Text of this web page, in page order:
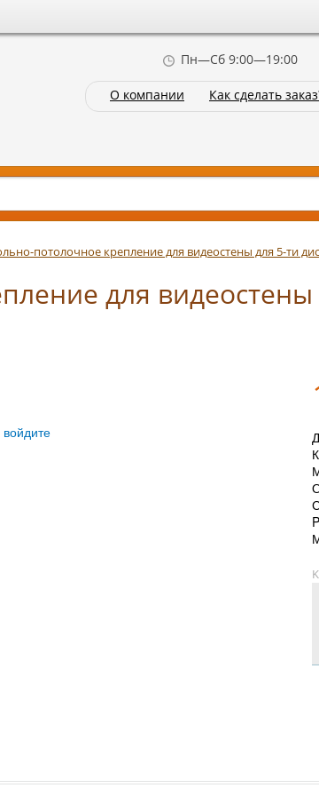
Пн—Сб 9:00—19:00
О компании Как сделать
потолочное крепление для видеостены для 5-ти
для
войдите